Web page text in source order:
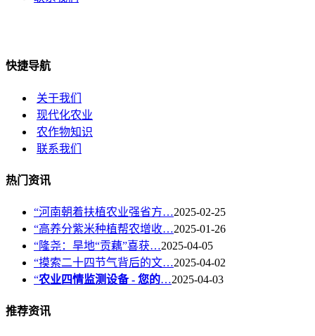
快捷导航
关于我们
现代化农业
农作物知识
联系我们
热门资讯
“河南朝着扶植农业强省方…2025-02-25
“高养分紫米种植帮农增收…2025-01-26
“隆尧：旱地“贡藕”喜获…2025-04-05
“摸索二十四节气背后的文…2025-04-02
“农业四情监测设备 - 您的…2025-04-03
推荐资讯